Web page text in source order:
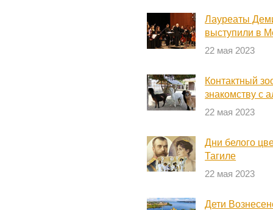
Лауреаты
выступили в
22 мая 2023
Контактный
знакомству с
22 мая 2023
Дни белого
Тагиле
22 мая 2023
Дети